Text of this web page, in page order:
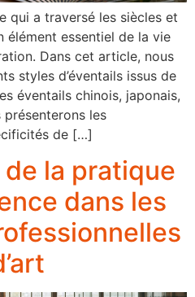
qui a traversé les siècles et
élément essentiel de la vie
Dans cet article, nous
styles d’éventails issus de
éventails chinois, japonais,
les
de […]
de la pratique
dans les